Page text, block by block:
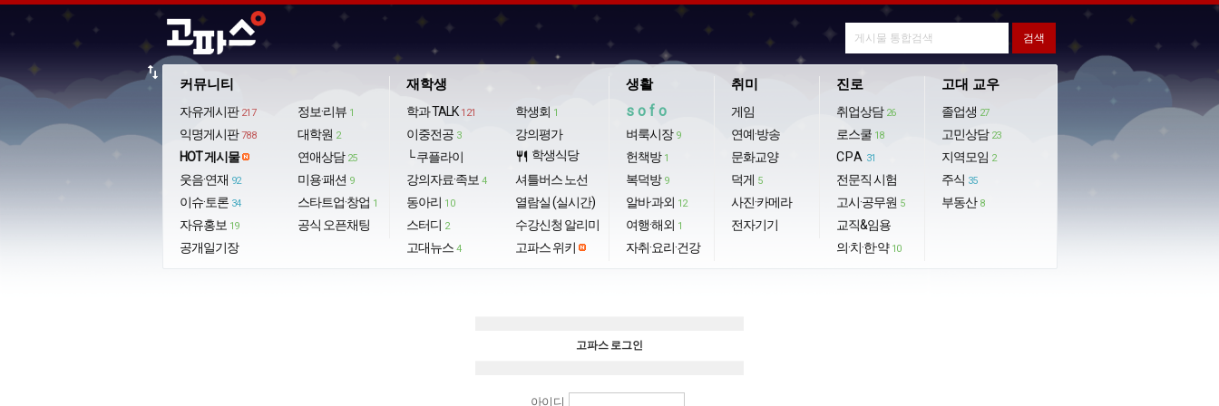
커뮤니티
자유게시판 217
익명게시판 788
HOT 게시물
웃음·연재 92
이슈·토론 34
자유홍보 19
공개일기장
정보·리뷰 1
대학원 2
연애상담 25
미용·패션 9
스타트업·창업 1
공식 오픈채팅
재학생
학과 TALK 121
이중전공 3
└ 쿠플라이
강의자료·족보 4
동아리 10
스터디 2
고대뉴스 4
학생회 1
강의평가
restaurant 학생식당
셔틀버스 노선
열람실 (실시간)
수강신청 알리미
고파스 위키
생활
sofo
벼룩시장 9
헌책방 1
복덕방 9
알바·과외 12
여행·해외 1
자취·요리·건강
취미
게임
연예·방송
문화교양
덕게 5
사진·카메라
전자기기
진로
취업상담 26
로스쿨 18
CPA 31
전문직 시험
고시·공무원 5
교직&임용
의·치·한·약 10
고대 교우
졸업생 27
고민상담 23
지역모임 2
주식 35
부동산 8
import_export
고파스 로그인
아이디